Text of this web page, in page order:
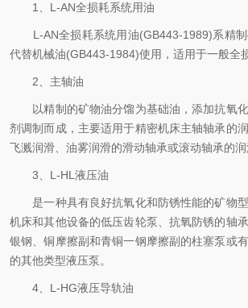
1、L-AN全损耗系统用油
L-AN全损耗系统用油(GB443-1989)系精制
代替机械油(GB443-1984)使用，适用于一般全
2、主轴油
以精制的矿物油分馏为基础油，添加抗氧化
剂调制而成，主要适用于精密机床主轴轴承的
飞溅润滑、油雾润滑的滑动轴承或滚动轴承的润
3、L-HL液压油
是一种具有良好抗氧化和防锈性能的矿物型
机床和其他设备的低压齿轮泵、抗氧防锈的轴
银钢、铜摩擦副和青铜一钢摩擦副的柱塞泵或
的其他类型液压泵。
4、L-HG液压导轨油